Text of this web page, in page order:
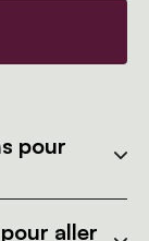
pour
aller